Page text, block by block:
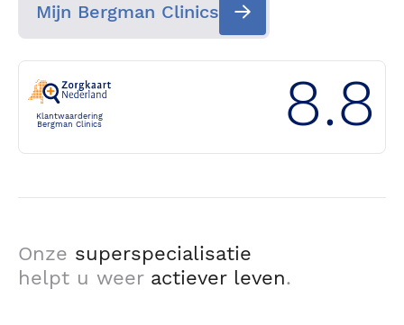
Mijn Bergman Clinics
Klantwaardering
Bergman Clinics
8.8
Onze superspecialisatie
helpt u weer actiever leven.